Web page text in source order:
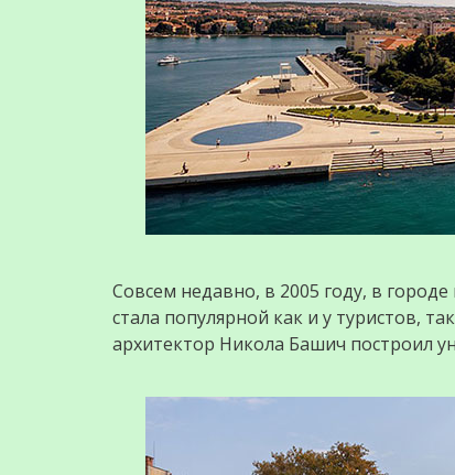
Совсем недавно, в 2005 году, в
стала популярной как и у туристов,
архитектор Никола Башич построил